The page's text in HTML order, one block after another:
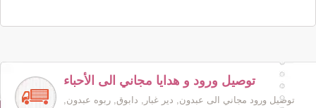
توصيل ورود و هدايا مجاني الى الأحباء
توصيل ورود مجاني الى عبدون, دير غبار, دابوق, ربوه عبدون,